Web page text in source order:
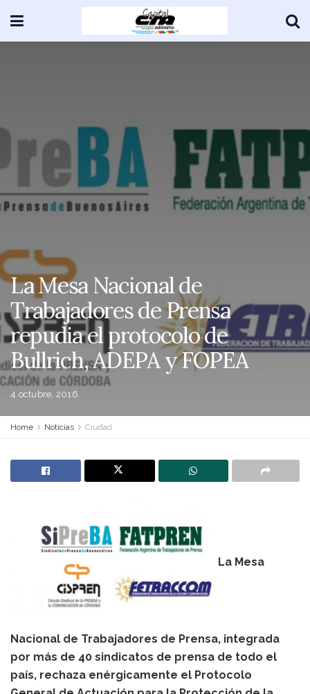
La Mesa Nacional de
Trabajadores de Prensa
repudia el protocolo de
Bullrich, ADEPA y FOPEA
4 octubre, 2016
Home Noticias Ciudad
La Mesa
Nacional de Trabajadores de Prensa, integrada
por más de 40 sindicatos de prensa de todo el
país, rechaza enérgicamente el Protocolo